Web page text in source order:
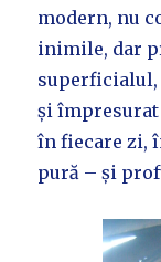
modern, nu
inimile, dar
superficialul,
și împresurat
în fiecare zi,
pură – și